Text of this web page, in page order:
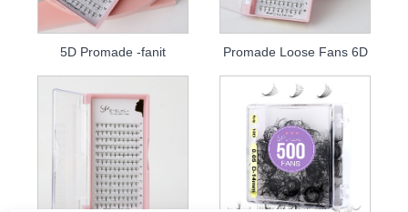
5D Promade -fanit Promade Loose Fans 6D